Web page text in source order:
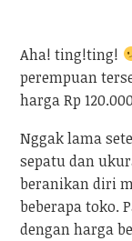
Aha! ting!ting!
perempuan
harga Rp
Nggak lama
sepatu dan
beranikan diri
beberapa toko.
dengan harga